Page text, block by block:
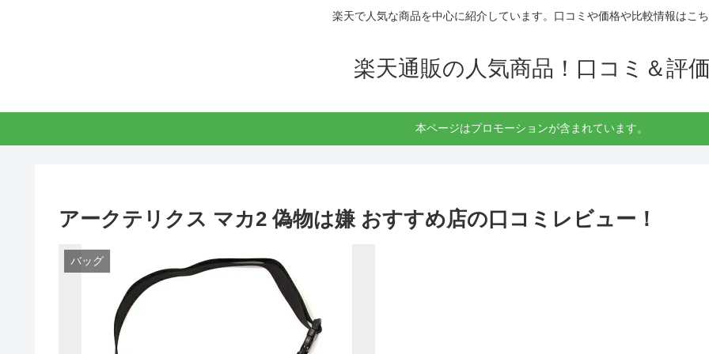
楽天で人気な商品を中心に紹介しています。口コミや価格や比較情報はこ
楽天通販の人気商品！口コミ＆評
本ページはプロモーションが含まれています。
アークテリクス マカ2 偽物は嫌 おすすめ店の口コミレビュー！
バッグ